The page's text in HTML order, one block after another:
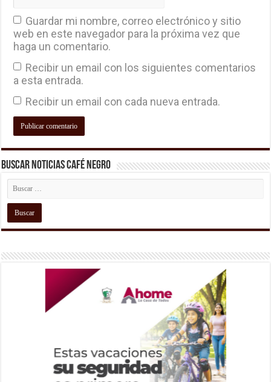
Guardar mi nombre, correo electrónico y sitio
web en este navegador para la próxima vez que
haga un comentario.
Recibir un email con los siguientes comentarios
a esta entrada.
Recibir un email con cada nueva entrada.
Buscar Noticias Café Negro